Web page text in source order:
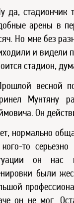
да, стадиончик
арены в
Но мне без
и видели
стадион,
весной
Мунтяну
Он
нормально
то
он нас
были
он не мог.